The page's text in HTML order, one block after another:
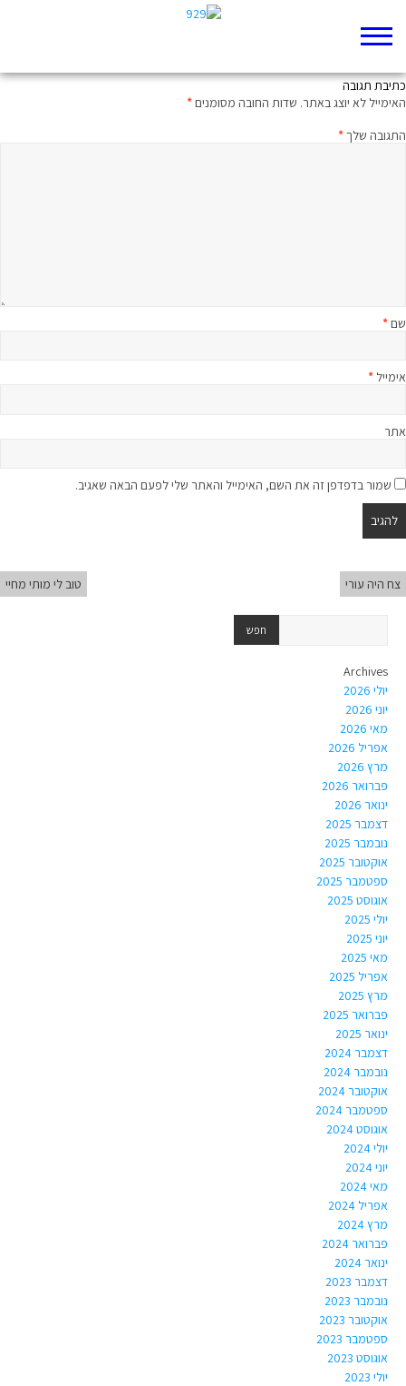
כתיבת תגובה
האימייל לא יוצג באתר. שדות החובה מסומנים*
התגובה שלך*
שם*
אימייל *
אתר
שמור בדפדפן זה את השם, האימייל והאתר שלי לפעם הבאה שאגיב.
צח היה עורי טוב לי מותי מחיי
Archives
יולי 2026
יוני 2026
מאי 2026
אפריל 2026
מרץ 2026
פברואר 2026
ינואר 2026
דצמבר 2025
נובמבר 2025
אוקטובר 2025
ספטמבר 2025
אוגוסט 2025
יולי 2025
יוני 2025
מאי 2025
אפריל 2025
מרץ 2025
פברואר 2025
ינואר 2025
דצמבר 2024
נובמבר 2024
אוקטובר 2024
ספטמבר 2024
אוגוסט 2024
יולי 2024
יוני 2024
מאי 2024
אפריל 2024
מרץ 2024
פברואר 2024
ינואר 2024
דצמבר 2023
נובמבר 2023
אוקטובר 2023
ספטמבר 2023
אוגוסט 2023
יולי 2023